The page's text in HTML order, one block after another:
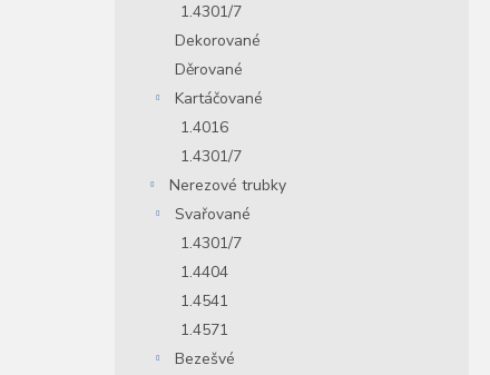
1.4301/7
Dekorované
Děrované
Kartáčované
1.4016
1.4301/7
Nerezové trubky
Svařované
1.4301/7
1.4404
1.4541
1.4571
Bezešvé